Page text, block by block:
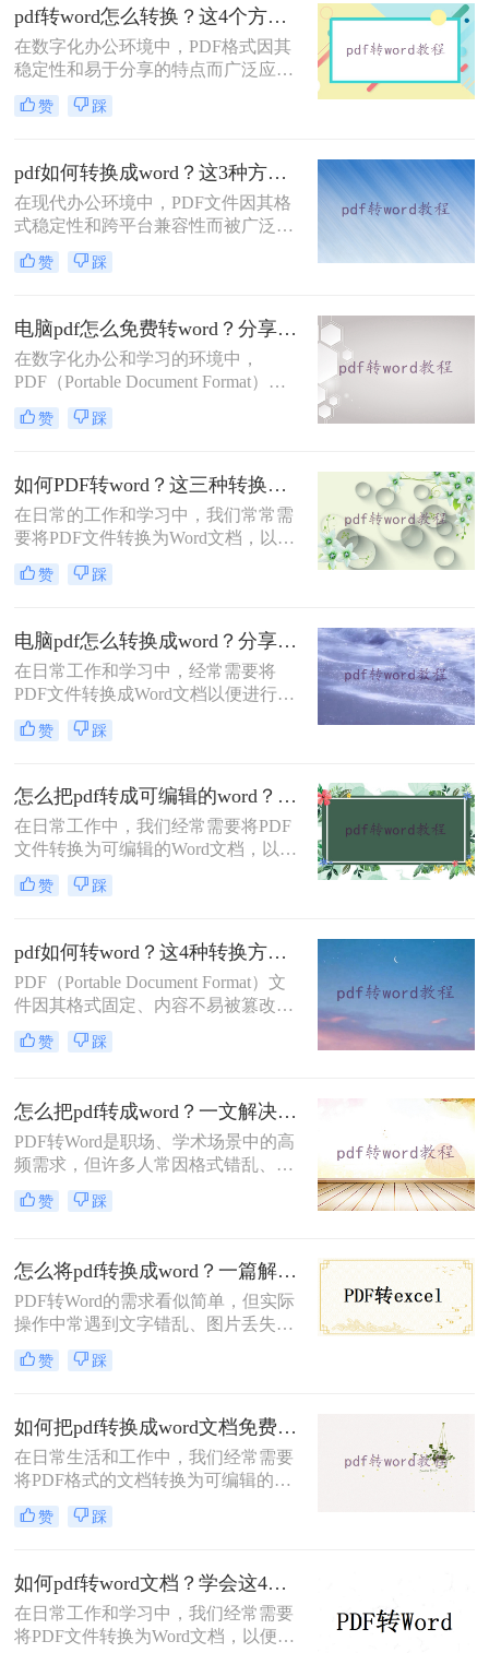
Word的方法，每一种都有其独特的优
势和适用场景。
pdf转word怎么转换？这4个方法超级实用!！
在数字化办公环境中，PDF格式因其
稳定性和易于分享的特点而广泛应用
于各类文档的保存与传输。然而，在
需要对PDF文档进行编辑时，将其转
那么pdf转word怎么转换呢？以下是四
种将PDF转换为Word的方法，每种方
法都有其特点和适用场景。
赞 踩
pdf如何转换成word？这3种方法教你快速实现！
在现代办公环境中，PDF文件因其格
式稳定性和跨平台兼容性而被广泛使
用。然而，当需要编辑PDF中的内容
时，将其转换为Word文档就成为了必
本文将介绍三种不同的PDF转Word方
法，帮助您根据具体需求选择最合适
的方式。
赞 踩
电脑pdf怎么免费转word？分享2个好用的方法！
在数字化办公和学习的环境中，
PDF（Portable Document Format）因
其良好的兼容性和稳定性，成为了一
种广泛使用的文档格式。然而，有时
档，以便进行编辑和修改。那么电脑
pdf怎么免费转word呢？本文将介绍两
种免费将电脑上的PDF转换为Word的
方法。
赞 踩
如何PDF转word？这三种转换方法了解一下！
在日常的工作和学习中，我们常常需
要将PDF文件转换为Word文档，以便
进行编辑和修改。然而，由于PDF和
Word是两种不同的文件格式，转换过
PDF转word呢？本文将介绍三种高效
且实用的PDF转Word方法，帮助用户
轻松完成文件格式转换。
赞 踩
电脑pdf怎么转换成word？分享三种实用转换方法！
在日常工作和学习中，经常需要将
PDF文件转换成Word文档以便进行编
辑和修改。那么电脑pdf怎么转换成
word呢？本文将介绍三种常用的电脑
赞 踩
怎么把pdf转成可编辑的word？建议收藏这五种转换方法！
在日常工作中，我们经常需要将PDF
文件转换为可编辑的Word文档，以便
于修改、编辑和重新排版。然而，由
于PDF文件的特殊性质，直接转换可
题。那么怎么把pdf转成可编辑的word
呢？本文将详细介绍几种将PDF转换
为可编辑Word的方法。
赞 踩
pdf如何转word？这4种转换方法试试！
PDF（Portable Document Format）文
件因其格式固定、内容不易被篡改以
及跨平台兼容性等特性，在日常办公
和学习中得到了广泛应用。然而，在
编辑和修改。那么pdf如何转word呢？
本文将详细介绍四种将PDF转换为
Word的高效方法。
赞 踩
怎么把pdf转成word？一文解决所有转换难题！
PDF转Word是职场、学术场景中的高
频需求，但许多人常因格式错乱、图
片丢失、扫描件无法编辑等问题而头
疼。那么怎么把pdf转成word呢？本文
处理等复杂需求，并附赠提升转换质
量的独家技巧。
赞 踩
怎么将pdf转换成word？一篇解决所有痛点的终极指南！
PDF转Word的需求看似简单，但实际
操作中常遇到文字错乱、图片丢失、
表格变形等问题。那么怎么将pdf转换
成word呢？本文将从基础操作、专业
修复五大维度，提供一套零门槛到高
阶的完整解决方案，助你轻松应对各
类PDF转换难题。
赞 踩
如何把pdf转换成word文档免费？这3种转换方法可以尝试！
在日常生活和工作中，我们经常需要
将PDF格式的文档转换为可编辑的
Word文档。虽然市面上有很多付费的
PDF转换工具，但也有一些免费的方
转换成word文档免费呢？本文将介绍
三种免费将PDF转换成Word文档的方
法。
赞 踩
如何pdf转word文档？学会这4个转换方法就够了！
在日常工作和学习中，我们经常需要
将PDF文件转换为Word文档，以便进